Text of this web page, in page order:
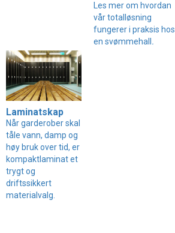
Les mer om hvordan
vår totalløsning
fungerer i praksis hos
en svømmehall .
Laminatskap
Når garderober skal
tåle vann, damp og
høy bruk over tid, er
kompaktlaminat et
trygt og
driftssikkert
materialvalg.